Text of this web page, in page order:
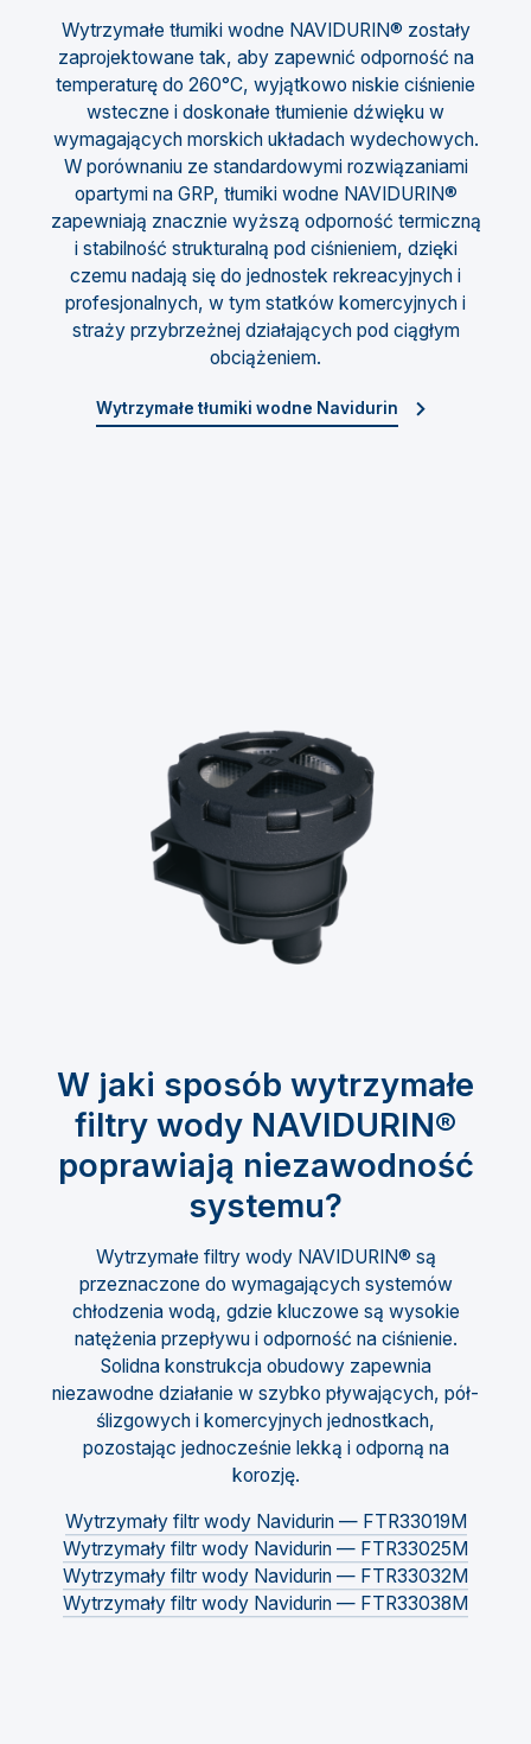
Wytrzymałe tłumiki wodne NAVIDURIN® zostały
zaprojektowane tak, aby zapewnić odporność na
temperaturę do 260°C, wyjątkowo niskie ciśnienie
wsteczne i doskonałe tłumienie dźwięku w
wymagających morskich układach wydechowych.
W porównaniu ze standardowymi rozwiązaniami
opartymi na GRP, tłumiki wodne NAVIDURIN®
zapewniają znacznie wyższą odporność termiczną
i stabilność strukturalną pod ciśnieniem, dzięki
czemu nadają się do jednostek rekreacyjnych i
profesjonalnych, w tym statków komercyjnych i
straży przybrzeżnej działających pod ciągłym
obciążeniem.
Wytrzymałe tłumiki wodne Navidurin
W jaki sposób wytrzymałe
filtry wody NAVIDURIN®
poprawiają niezawodność
systemu?
Wytrzymałe filtry wody NAVIDURIN® są
przeznaczone do wymagających systemów
chłodzenia wodą, gdzie kluczowe są wysokie
natężenia przepływu i odporność na ciśnienie.
Solidna konstrukcja obudowy zapewnia
niezawodne działanie w szybko pływających, pół-
ślizgowych i komercyjnych jednostkach,
pozostając jednocześnie lekką i odporną na
korozję.
Wytrzymały filtr wody Navidurin — FTR33019M
Wytrzymały filtr wody Navidurin — FTR33025M
Wytrzymały filtr wody Navidurin — FTR33032M
Wytrzymały filtr wody Navidurin — FTR33038M